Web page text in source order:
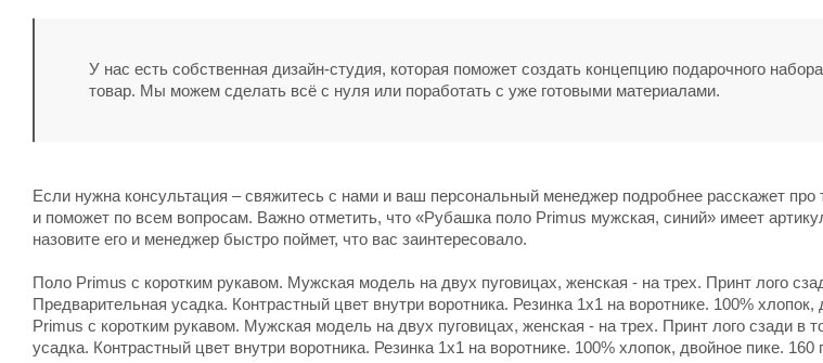
У нас есть собственная дизайн-студия, которая поможет создать концепцию подарочного
товар. Мы можем сделать всё с нуля или поработать с уже готовыми материалами.
Если нужна консультация – свяжитесь с нами и ваш персональный менеджер подробнее расскажет
и поможет по всем вопросам. Важно отметить, что «Рубашка поло Primus мужская, синий» имеет
назовите его и менеджер быстро поймет, что вас заинтересовало.
Поло Primus c коротким рукавом. Мужская модель на двух пуговицах, женская - на трех. Принт лого
Предварительная усадка. Контрастный цвет внутри воротника. Резинка 1х1 на воротнике. 100%
Primus c коротким рукавом. Мужская модель на двух пуговицах, женская - на трех. Принт лого сзади в
усадка. Контрастный цвет внутри воротника. Резинка 1х1 на воротнике. 100% хлопок, двойное пике. 160